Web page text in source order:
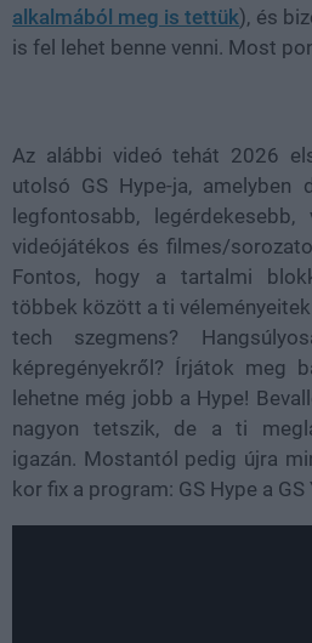
alkalmából meg is tettük), és
is fel lehet benne venni. Most
Az alábbi videó tehát 2026
utolsó GS Hype-ja, amelyben
legfontosabb,
videójátékos és filmes/
Fontos, hogy a tartalmi
többek között a ti
tech szegmens?
képregényekről? Írjátok meg
lehetne még jobb a Hype!
nagyon tetszik, de a ti
igazán. Mostantól pedig újra
kor fix a program: GS Hype a